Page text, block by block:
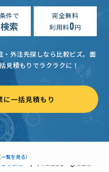
件で
検索
完全無料
利用料0円
外注先探しなら比較ビズ。 面
見積もりでラクラクに！
に一括見積もり
（一覧を見る）
Webシステム開発の見積もり依頼
り依頼 300万円まで 京都府
り依頼 相談して決めたい
り依頼 30万円まで 京都府
り依頼 予算上限なし 京都府
システム開発の見積もり依頼
り依頼
システム開発の見積もり依頼 予算
り依頼